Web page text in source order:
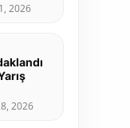
2026
2026